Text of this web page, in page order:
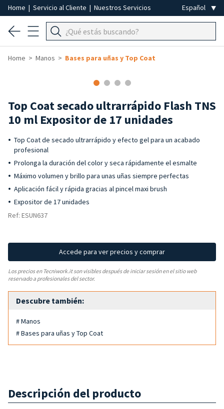
Home | Servicio al Cliente | Nuestros Servicios
Home Manos Bases para uñas y Top Coat
Top Coat secado ultrarrápido Flash TNS
10 ml Expositor de 17 unidades
Top Coat de secado ultrarrápido y efecto gel para un acabado
profesional
Prolonga la duración del color y seca rápidamente el esmalte
Máximo volumen y brillo para unas uñas siempre perfectas
Aplicación fácil y rápida gracias al pincel maxi brush
Expositor de 17 unidades
Ref: ESUN637
Accede para ver precios y comprar
Los precios en Tecniwork.it son visibles después de iniciar sesión en el sitio web
reservado a profesionales del sector.
Descubre también:
# Manos
# Bases para uñas y Top Coat
Descripción del producto